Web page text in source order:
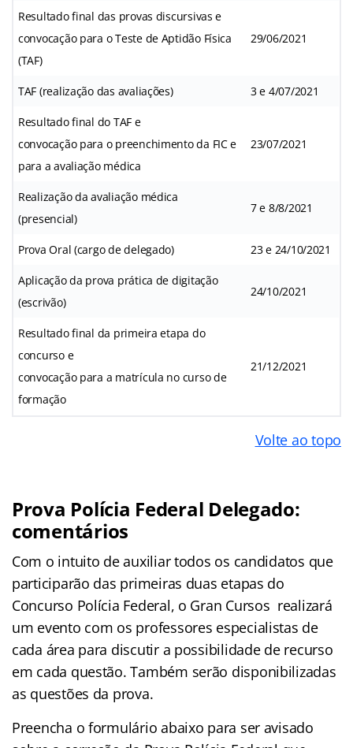
Resultado final das provas discursivas e
convocação para o Teste de Aptidão Física
(TAF)
29/06/2021
TAF (realização das avaliações) 3 e 4/07/2021
Resultado final do TAF e
convocação para o preenchimento da FIC e
para a avaliação médica
23/07/2021
Realização da avaliação médica
(presencial)
7 e 8/8/2021
Prova Oral (cargo de delegado) 23 e 24/10/2021
Aplicação da prova prática de digitação
(escrivão)
24/10/2021
Resultado final da primeira etapa do
concurso e
convocação para a matrícula no curso de
formação
21/12/2021
Volte ao topo
Prova Polícia Federal Delegado:
comentários
Com o intuito de auxiliar todos os candidatos que
participarão das primeiras duas etapas do
Concurso Polícia Federal, o Gran Cursos realizará
um evento com os professores especialistas de
cada área para discutir a possibilidade de recurso
em cada questão. Também serão disponibilizadas
as questões da prova.
Preencha o formulário abaixo para ser avisado